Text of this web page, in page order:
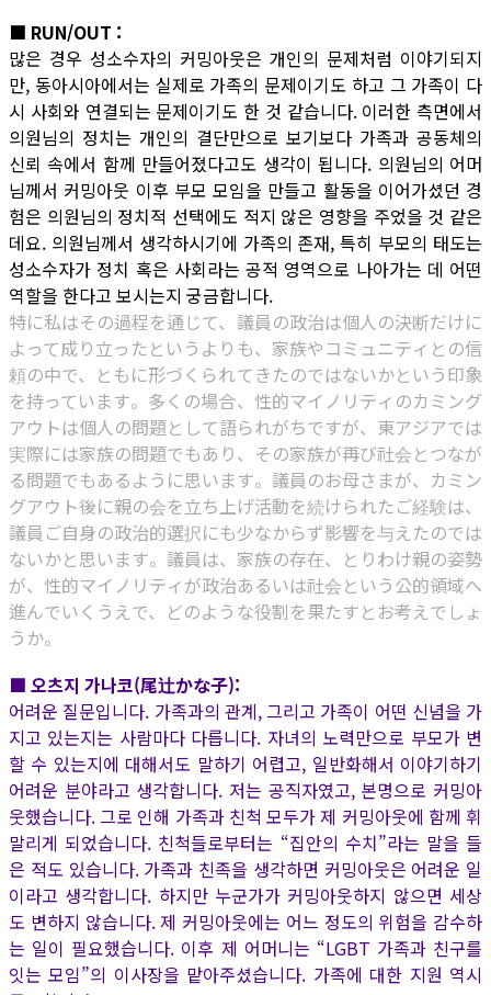
■ RUN/OUT :
많은 경우 성소수자의 커밍아웃은 개인의 문제처럼 이야기되지
만, 동아시아에서는 실제로 가족의 문제이기도 하고 그 가족이 다
시 사회와 연결되는 문제이기도 한 것 같습니다. 이러한 측면에서
의원님의 정치는 개인의 결단만으로 보기보다 가족과 공동체의
신뢰 속에서 함께 만들어졌다고도 생각이 됩니다. 의원님의 어머
님께서 커밍아웃 이후 부모 모임을 만들고 활동을 이어가셨던 경
험은 의원님의 정치적 선택에도 적지 않은 영향을 주었을 것 같은
데요. 의원님께서 생각하시기에 가족의 존재, 특히 부모의 태도는
성소수자가 정치 혹은 사회라는 공적 영역으로 나아가는 데 어떤
역할을 한다고 보시는지 궁금합니다.
特に私はその過程を通じて、議員の政治は個人の決断だけに
よって成り立ったというよりも、家族やコミュニティとの信
頼の中で、ともに形づくられてきたのではないかという印象
を持っています。多くの場合、性的マイノリティのカミング
アウトは個人の問題として語られがちですが、東アジアでは
実際には家族の問題でもあり、その家族が再び社会とつなが
る問題でもあるように思います。議員のお母さまが、カミン
グアウト後に親の会を立ち上げ活動を続けられたご経験は、
議員ご自身の政治的選択にも少なからず影響を与えたのでは
ないかと思います。議員は、家族の存在、とりわけ親の姿勢
が、性的マイノリティが政治あるいは社会という公的領域へ
進んでいくうえで、どのような役割を果たすとお考えでしょ
うか。
■ 오츠지 가나코(尾辻かな子):
어려운 질문입니다. 가족과의 관계, 그리고 가족이 어떤 신념을 가
지고 있는지는 사람마다 다릅니다. 자녀의 노력만으로 부모가 변
할 수 있는지에 대해서도 말하기 어렵고, 일반화해서 이야기하기
어려운 분야라고 생각합니다. 저는 공직자였고, 본명으로 커밍아
웃했습니다. 그로 인해 가족과 친척 모두가 제 커밍아웃에 함께 휘
말리게 되었습니다. 친척들로부터는 “집안의 수치”라는 말을 들
은 적도 있습니다. 가족과 친족을 생각하면 커밍아웃은 어려운 일
이라고 생각합니다. 하지만 누군가가 커밍아웃하지 않으면 세상
도 변하지 않습니다. 제 커밍아웃에는 어느 정도의 위험을 감수하
는 일이 필요했습니다. 이후 제 어머니는 “LGBT 가족과 친구를
잇는 모임”의 이사장을 맡아주셨습니다. 가족에 대한 지원 역시